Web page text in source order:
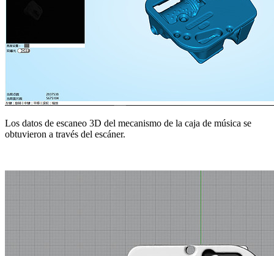
Los datos de escaneo 3D del mecanismo de la caja de música se
obtuvieron a través del escáner.